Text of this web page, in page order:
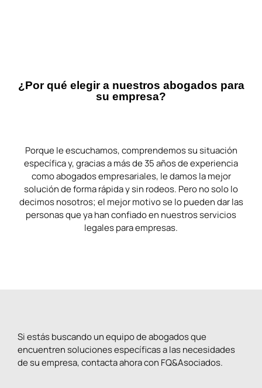
¿Por qué elegir a nuestros abogados para
su empresa?
Porque le escuchamos, comprendemos su situación
específica y, gracias a más de 35 años de experiencia
como abogados empresariales, le damos la mejor
solución de forma rápida y sin rodeos. Pero no solo lo
decimos nosotros; el mejor motivo se lo pueden dar las
personas que ya han confiado en nuestros servicios
legales para empresas.
Si estás buscando un equipo de abogados que
encuentren soluciones específicas a las necesidades
de su empresa, contacta ahora con FQ&Asociados.